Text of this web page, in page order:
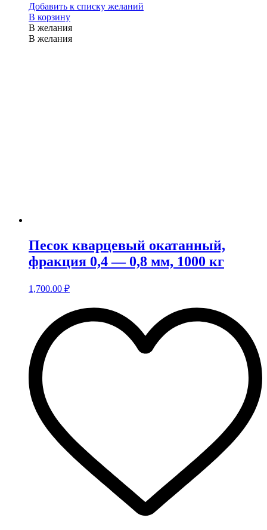
Добавить к списку желаний
В корзину
В желания
В желания
Песок кварцевый окатанный,
фракция 0,4 — 0,8 мм, 1000 кг
1,700.00 ₽